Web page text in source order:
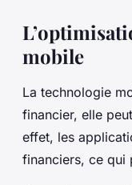
mobile
La technologie
financier, elle
effet, les
financiers, ce qui